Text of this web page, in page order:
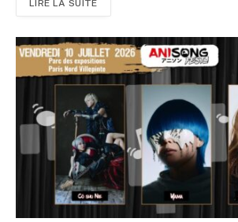
LIRE LA SUITE